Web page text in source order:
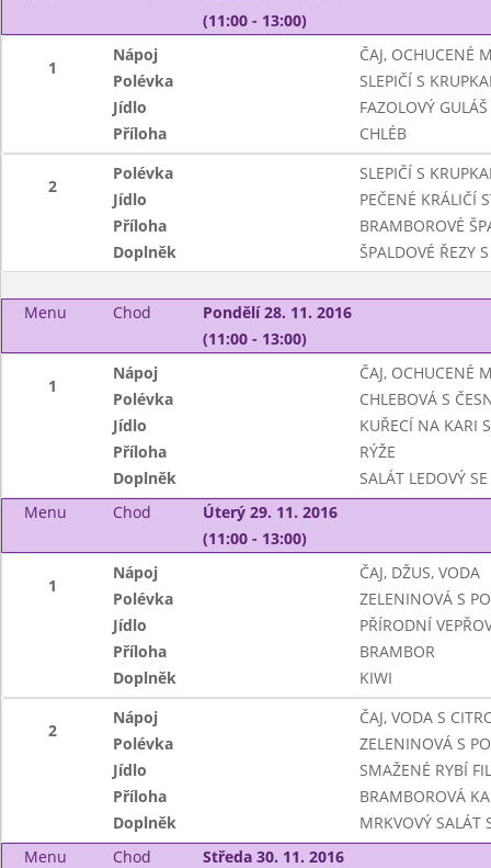
(11:00 - 13:00)
1
Nápoj
ČAJ, OCHUCENÉ
Polévka
SLEPIČÍ S
Jídlo
FAZOLOVÝ
Příloha
CHLÉB
2
Polévka
SLEPIČÍ S
Jídlo
PEČENÉ KRÁLIČÍ
Příloha
BRAMBOROVÉ
Doplněk
ŠPALDOVÉ ŘEZY
Menu Chod
Pondělí 28. 11. 2016
(11:00 - 13:00)
1
Nápoj
ČAJ, OCHUCENÉ
Polévka
CHLEBOVÁ S
Jídlo
KUŘECÍ NA KARI
Příloha
RÝŽE
Doplněk
SALÁT LEDOVÝ
Menu
Chod
Úterý 29. 11. 2016
(11:00 - 13:00)
1
Nápoj
ČAJ, DŽUS, VODA
Polévka
ZELENINOVÁ S
Jídlo
PŘÍRODNÍ
Příloha
BRAMBOR
Doplněk
KIWI
2
Nápoj
ČAJ, VODA S
Polévka
ZELENINOVÁ S
Jídlo
SMAŽENÉ RYBÍ
Příloha
BRAMBOROVÁ
Doplněk
MRKVOVÝ SALÁT
Menu
Chod
Středa 30. 11. 2016